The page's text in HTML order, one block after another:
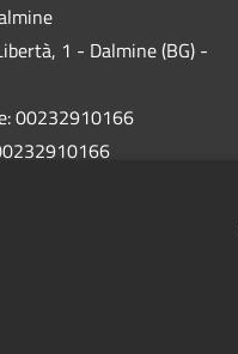
1 - Dalmine (BG) -
00232910166